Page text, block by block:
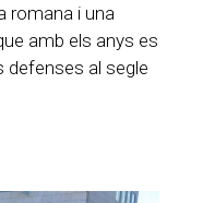
romana i una
amb els anys es
defenses al segle